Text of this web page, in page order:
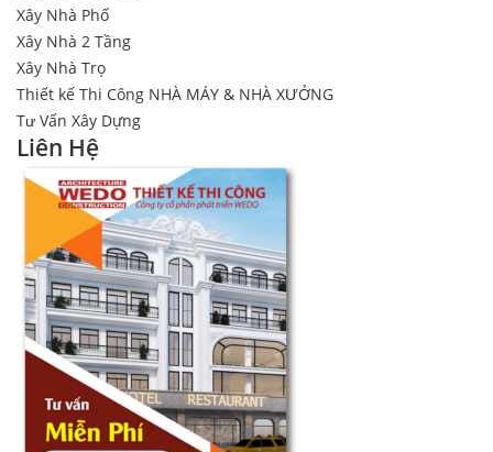
Xây Nhà Phố
Xây Nhà 2 Tầng
Xây Nhà Trọ
Thiết kế Thi Công NHÀ MÁY & NHÀ XƯỞNG
Tư Vấn Xây Dựng
Liên Hệ